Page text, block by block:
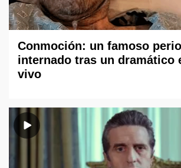
Conmoción: un famoso
internado tras un dramático
vivo